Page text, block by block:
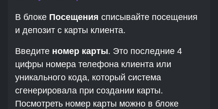
В блоке Посещения списывайте посещения
и депозит с карты клиента.
Введите номер карты. Это последние 4
цифры номера телефона клиента или
уникального кода, который система
сгенерировала при создании карты.
Посмотреть номер карты можно в блоке